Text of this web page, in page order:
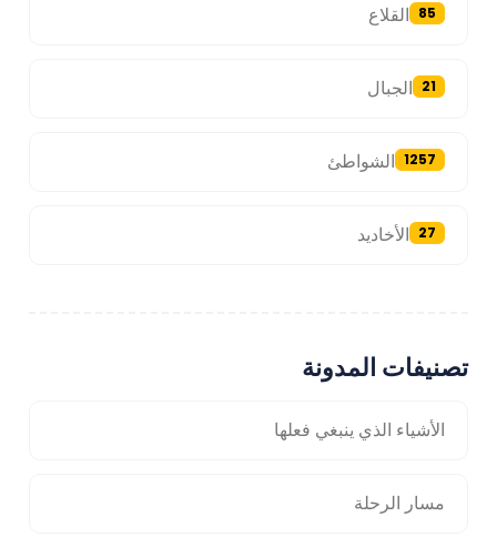
القلاع 85
الجبال 21
الشواطئ 1257
الأخاديد 27
تصنيفات المدونة
الأشياء الذي ينبغي فعلها
مسار الرحلة